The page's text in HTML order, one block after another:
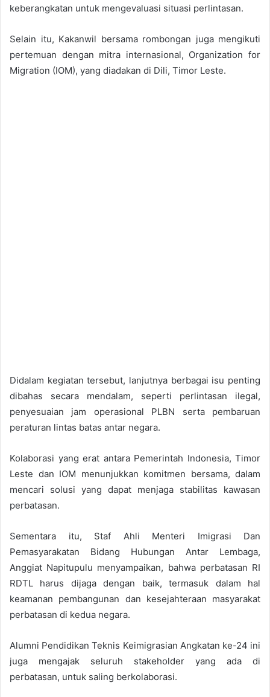
keberangkatan untuk mengevaluasi situasi perlintasan.
Selain itu, Kakanwil bersama rombongan juga mengikuti
pertemuan dengan mitra internasional, Organization for
Migration (IOM), yang diadakan di Dili, Timor Leste.
Didalam kegiatan tersebut, lanjutnya berbagai isu penting
dibahas secara mendalam, seperti perlintasan ilegal,
penyesuaian jam operasional PLBN serta pembaruan
peraturan lintas batas antar negara.
Kolaborasi yang erat antara Pemerintah Indonesia, Timor
Leste dan IOM menunjukkan komitmen bersama, dalam
mencari solusi yang dapat menjaga stabilitas kawasan
perbatasan.
Sementara itu, Staf Ahli Menteri Imigrasi Dan
Pemasyarakatan Bidang Hubungan Antar Lembaga,
Anggiat Napitupulu menyampaikan, bahwa perbatasan RI
RDTL harus dijaga dengan baik, termasuk dalam hal
keamanan pembangunan dan kesejahteraan masyarakat
perbatasan di kedua negara.
Alumni Pendidikan Teknis Keimigrasian Angkatan ke-24 ini
juga mengajak seluruh stakeholder yang ada di
perbatasan, untuk saling berkolaborasi.